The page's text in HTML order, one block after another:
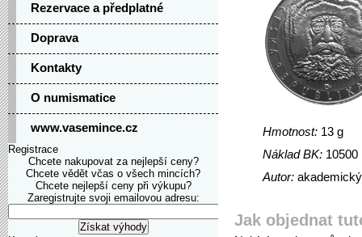
Rezervace a předplatné
Doprava
Kontakty
O numismatice
www.vasemince.cz
Registrace
Chcete nakupovat za nejlepší ceny?
Chcete vědět včas o všech mincích?
Chcete nejlepší ceny při výkupu?
Zaregistrujte svoji emailovou adresu:
Hmotnost: 13 g
Náklad BK: 10500
Autor:
Jak objednat